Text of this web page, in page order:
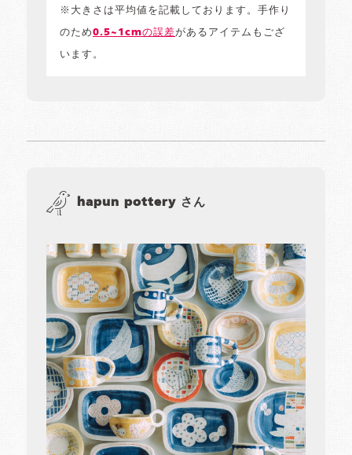
※大きさは平均値を記載しております。手作り
のため0.5~1cmの誤差があるアイテムもござ
います。
hapun pottery さん